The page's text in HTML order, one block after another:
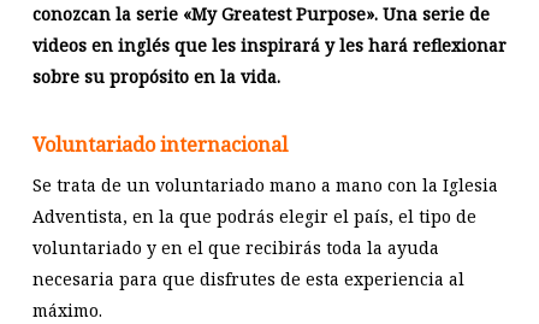
conozcan la serie «My Greatest Purpose». Una serie de
videos en inglés que les inspirará y les hará reflexionar
sobre su propósito en la vida.
Voluntariado internacional
Se trata de un voluntariado mano a mano con la Iglesia
Adventista, en la que podrás elegir el país, el tipo de
voluntariado y en el que recibirás toda la ayuda
necesaria para que disfrutes de esta experiencia al
máximo.